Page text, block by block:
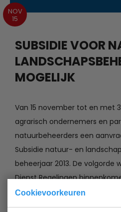
Cookievoorkeuren
NOV
15
SUBSIDIE VOOR
MOGELIJK
Van 15 november tot en met
agrarisch ondernemers en
natuurbeheerders een
Subsidie natuur- en
beheerjaar 2013. De volgorde
Dienst Regelingen
van het beschikbare budget.
vanaf 1 november